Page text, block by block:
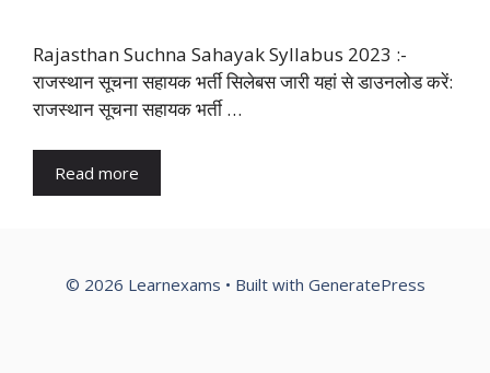
Rajasthan Suchna Sahayak Syllabus 2023 :-
राजस्थान सूचना सहायक भर्ती सिलेबस जारी यहां से डाउनलोड करें:
राजस्थान सूचना सहायक भर्ती …
Read more
© 2026 Learnexams • Built with GeneratePress